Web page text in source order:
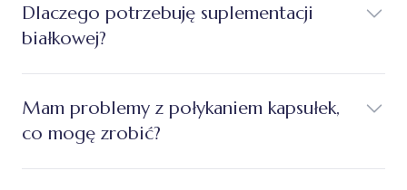
Dlaczego potrzebuję suplementacji
białkowej?
Mam problemy z połykaniem kapsułek,
co mogę zrobić?